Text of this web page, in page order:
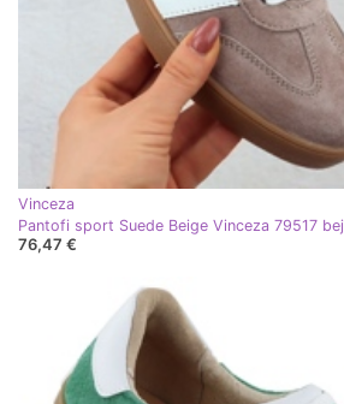
Vinceza
Pantofi sport Suede Beige Vinceza 79517 bej
76,47 €